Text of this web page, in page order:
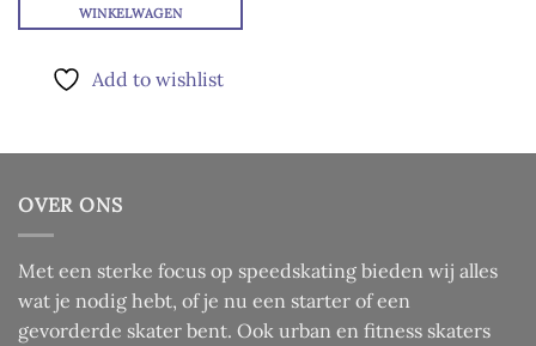
WINKELWAGEN
Add to wishlist
OVER ONS
Met een sterke focus op speedskating bieden wij alles
wat je nodig hebt, of je nu een starter of een
gevorderde skater bent. Ook urban en fitness skaters